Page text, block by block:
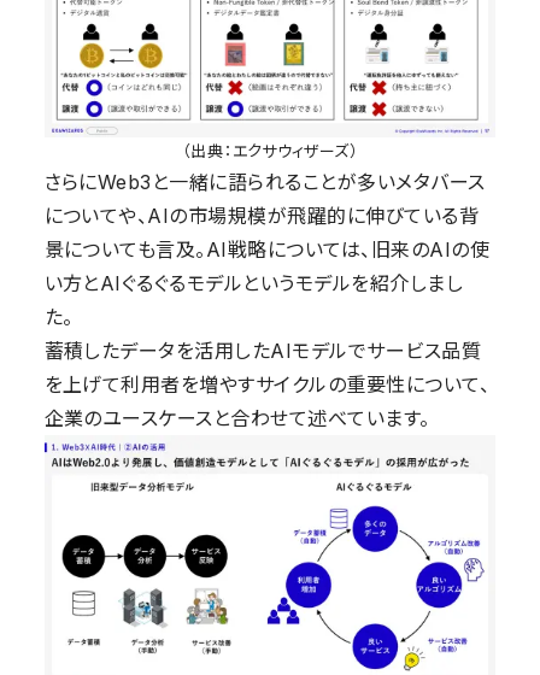
（出典：エクサウィザーズ）
さらにWeb3と一緒に語られることが多いメタバース
についてや、AIの市場規模が飛躍的に伸びている背
景についても言及。AI戦略については、旧来のAIの使
い方とAIぐるぐるモデルというモデルを紹介しまし
た。
蓄積したデータを活用したAIモデルでサービス品質
を上げて利用者を増やすサイクルの重要性について、
企業のユースケースと合わせて述べています。